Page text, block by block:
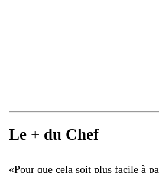
Le + du Chef
«Pour que cela soit plus facile à